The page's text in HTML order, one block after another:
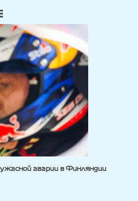
аварии в Финляндии